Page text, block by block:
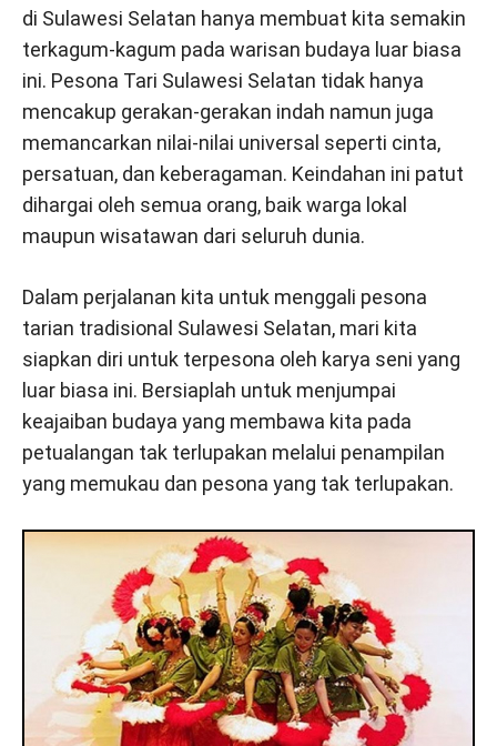
di Sulawesi Selatan hanya membuat kita semakin
terkagum-kagum pada warisan budaya luar biasa
ini. Pesona Tari Sulawesi Selatan tidak hanya
mencakup gerakan-gerakan indah namun juga
memancarkan nilai-nilai universal seperti cinta,
persatuan, dan keberagaman. Keindahan ini patut
dihargai oleh semua orang, baik warga lokal
maupun wisatawan dari seluruh dunia.
Dalam perjalanan kita untuk menggali pesona
tarian tradisional Sulawesi Selatan, mari kita
siapkan diri untuk terpesona oleh karya seni yang
luar biasa ini. Bersiaplah untuk menjumpai
keajaiban budaya yang membawa kita pada
petualangan tak terlupakan melalui penampilan
yang memukau dan pesona yang tak terlupakan.